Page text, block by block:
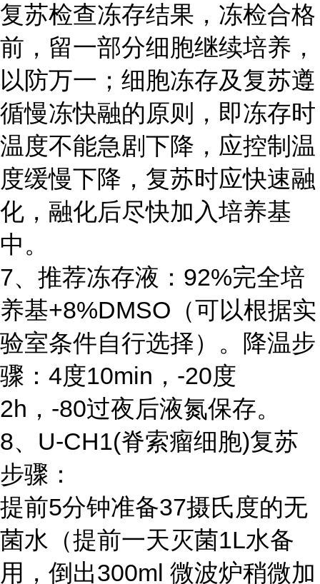
复苏检查冻存结果，冻检合格
前，留一部分细胞继续培养，
以防万一；细胞冻存及复苏遵
循慢冻快融的原则，即冻存时
温度不能急剧下降，应控制温
度缓慢下降，复苏时应快速融
化，融化后尽快加入培养基
中。
7、推荐冻存液：92%完全培
养基+8%DMSO（可以根据实
验室条件自行选择）。降温步
骤：4度10min，-20度
2h，-80过夜后液氮保存。
8、U-CH1(脊索瘤细胞)复苏
步骤：
提前5分钟准备37摄氏度的无
菌水（提前一天灭菌1L水备
用，倒出300ml 微波炉稍微加